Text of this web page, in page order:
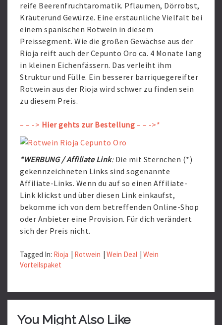
reife Beerenfruchtaromatik. Pflaumen, Dörrobst,
Kräuterund Gewürze. Eine erstaunliche Vielfalt bei
einem spanischen Rotwein in diesem
Preissegment. Wie die großen Gewächse aus der
Rioja reift auch der Cepunto Oro ca. 4 Monate lang
in kleinen Eichenfässern. Das verleiht ihm
Struktur und Fülle. Ein besserer barriquegereifter
Rotwein aus der Rioja wird schwer zu finden sein
zu diesem Preis.
– – -> Hier gehts zur Bestellung – – ->*
*WERBUNG / Affiliate Link: Die mit Sternchen (*)
gekennzeichneten Links sind sogenannte
Affiliate-Links. Wenn du auf so einen Affiliate-
Link klickst und über diesen Link einkaufst,
bekomme ich von dem betreffenden Online-Shop
oder Anbieter eine Provision. Für dich verändert
sich der Preis nicht.
Tagged In: Rioja | Rotwein | Wein Deal | Wein
Vorteilspaket
You Might Also Like